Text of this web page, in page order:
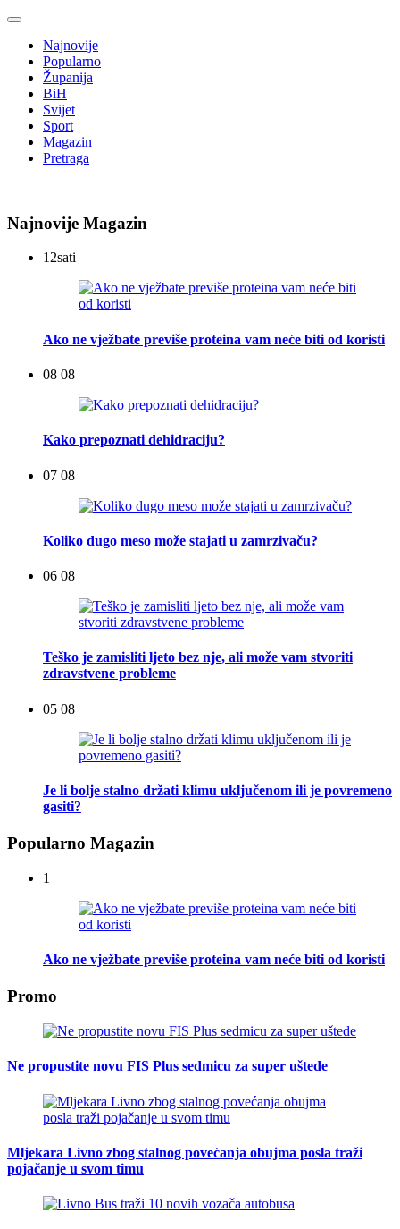
Najnovije
Popularno
Županija
BiH
Svijet
Sport
Magazin
Pretraga
Najnovije Magazin
12sati
Ako ne vježbate previše proteina vam neće biti od koristi
08 08
Kako prepoznati dehidraciju?
07 08
Koliko dugo meso može stajati u zamrzivaču?
06 08
Teško je zamisliti ljeto bez nje, ali može vam stvoriti
zdravstvene probleme
05 08
Je li bolje stalno držati klimu uključenom ili je povremeno
gasiti?
Popularno Magazin
1
Ako ne vježbate previše proteina vam neće biti od koristi
Promo
Ne propustite novu FIS Plus sedmicu za super uštede
Mljekara Livno zbog stalnog povećanja obujma posla traži
pojačanje u svom timu